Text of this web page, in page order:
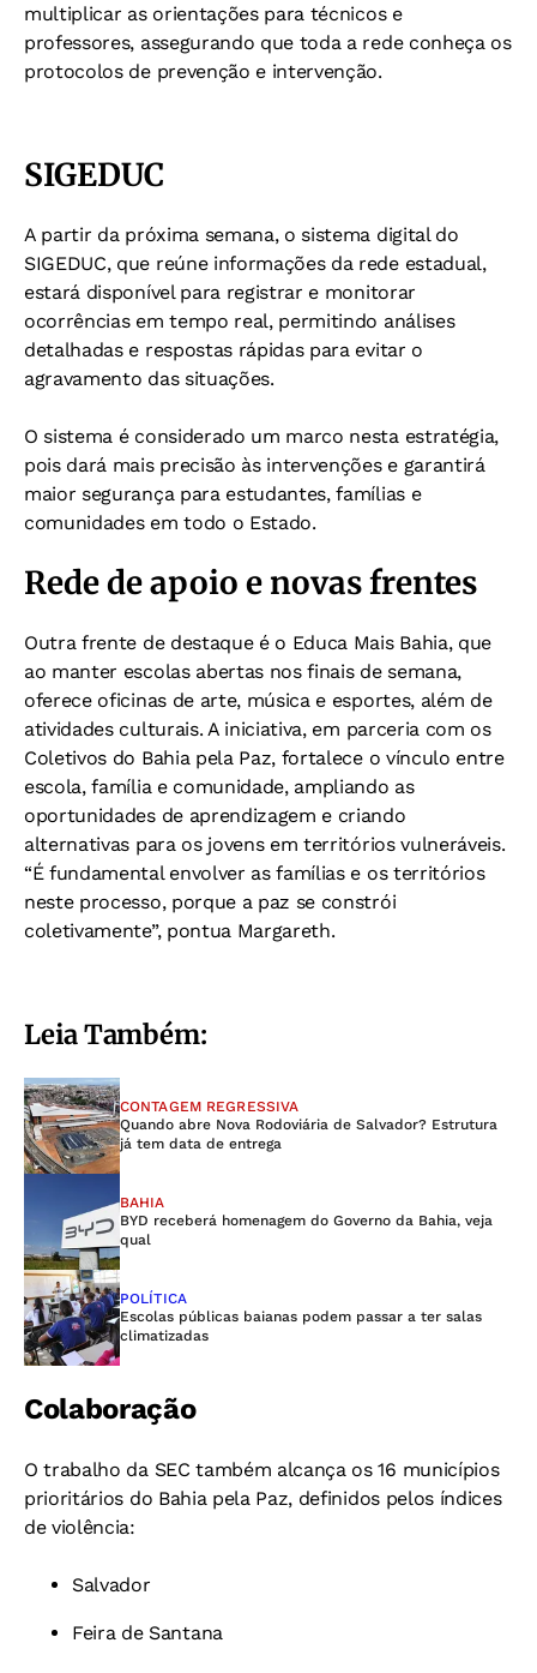
multiplicar as orientações para técnicos e
professores, assegurando que toda a rede conheça os
protocolos de prevenção e intervenção.
SIGEDUC
A partir da próxima semana, o sistema digital do
SIGEDUC, que reúne informações da rede estadual,
estará disponível para registrar e monitorar
ocorrências em tempo real, permitindo análises
detalhadas e respostas rápidas para evitar o
agravamento das situações.
O sistema é considerado um marco nesta estratégia,
pois dará mais precisão às intervenções e garantirá
maior segurança para estudantes, famílias e
comunidades em todo o Estado.
Rede de apoio e novas frentes
Outra frente de destaque é o Educa Mais Bahia, que
ao manter escolas abertas nos finais de semana,
oferece oficinas de arte, música e esportes, além de
atividades culturais. A iniciativa, em parceria com os
Coletivos do Bahia pela Paz, fortalece o vínculo entre
escola, família e comunidade, ampliando as
oportunidades de aprendizagem e criando
alternativas para os jovens em territórios vulneráveis.
“É fundamental envolver as famílias e os territórios
neste processo, porque a paz se constrói
coletivamente”, pontua Margareth.
Leia Também:
CONTAGEM REGRESSIVA
Quando abre Nova Rodoviária de Salvador? Estrutura
já tem data de entrega
BAHIA
BYD receberá homenagem do Governo da Bahia, veja
qual
POLÍTICA
Escolas públicas baianas podem passar a ter salas
climatizadas
Colaboração
O trabalho da SEC também alcança os 16 municípios
prioritários do Bahia pela Paz, definidos pelos índices
de violência:
Salvador
Feira de Santana